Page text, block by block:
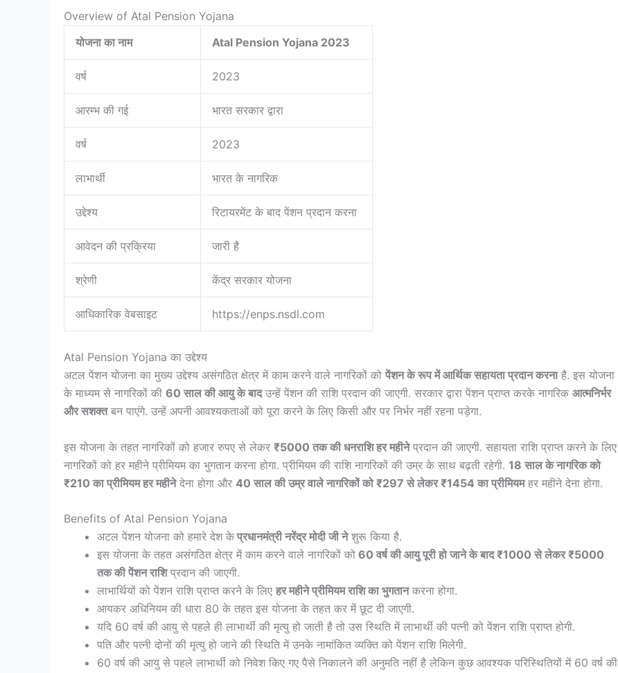
Overview of Atal Pension Yojana
योजना का नाम
Atal Pension Yojana 2023
वर्ष 2023
आरम्भ की गई भारत सरकार द्वारा
वर्ष 2023
लाभार्थी भारत के नागरिक
उद्देश्य रिटायरमेंट के बाद पेंशन प्रदान करना
आवेदन की प्रक्रिया जारी है
श्रेणी केंद्र सरकार योजना
आधिकारिक वेबसाइट https://enps.nsdl.com
Atal Pension Yojana का उद्देश्य
अटल पेंशन योजना का मुख्य उद्देश्य असंगठित क्षेत्र में काम करने वाले नागरिकों को पेंशन के रूप में आर्थिक सहायता प्रदान करनाहै. इस योजना
के माध्यम से नागरिकों की 60 साल की आयु के बादउन्हें पेंशन की राशि प्रदान की जाएगी. सरकार द्वारा पेंशन प्राप्त करके नागरिक आत्मनिर्भर
और सशक्तबन पाएंगे. उन्हें अपनी आवश्यकताओं को पूरा करने के लिए किसी और पर निर्भर नहीं रहना पड़ेगा.
इस योजना के तहत नागरिकों को हजार रुपए से लेकर ₹5000 तक की धनराशि हर महीनेप्रदान की जाएगी. सहायता राशि प्राप्त करने के लिए
नागरिकों को हर महीने प्रीमियम का भुगतान करना होगा. प्रीमियम की राशि नागरिकों की उम्र के साथ बढ़ती रहेगी. 18 साल के नागरिक को
₹210 का प्रीमियम हर महीनेदेना होगा और 40 साल की उम्र वाले नागरिकों को ₹297 से लेकर ₹1454 का प्रीमियमहर महीने देना होगा.
Benefits of Atal Pension Yojana
अटल पेंशन योजना को हमारे देश के प्रधानमंत्री नरेंद्र मोदी जी नेशुरू किया है.
इस योजना के तहत असंगठित क्षेत्र में काम करने वाले नागरिकों को 60 वर्ष की आयु पूरी हो जाने के बाद ₹1000 से लेकर ₹5000
तक की पेंशन राशिप्रदान की जाएगी.
लाभार्थियों को पेंशन राशि प्राप्त करने के लिए हर महीने प्रीमियम राशि का भुगतानकरना होगा.
आयकर अधिनियम की धारा 80 के तहत इस योजना के तहत कर में छूट दी जाएगी.
यदि 60 वर्ष की आयु से पहले ही लाभार्थी की मृत्यु हो जाती है तो उस स्थिति में लाभार्थी की पत्नी को पेंशन राशि प्राप्त होगी.
पति और पत्नी दोनों की मृत्यु हो जाने की स्थिति में उनके नामांकित व्यक्ति को पेंशन राशि मिलेगी.
60 वर्ष की आयु से पहले लाभार्थी को निवेश किए गए पैसे निकालने की अनुमति नहीं है लेकिन कुछ आवश्यक परिस्थितियों में 60 वर्ष की